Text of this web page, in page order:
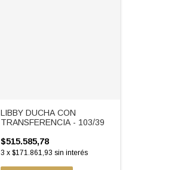
LIBBY DUCHA CON
TRANSFERENCIA - 103/39
$515.585,78
3 x $171.861,93 sin interés